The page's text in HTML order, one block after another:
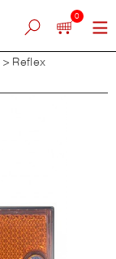
0
> Reflex